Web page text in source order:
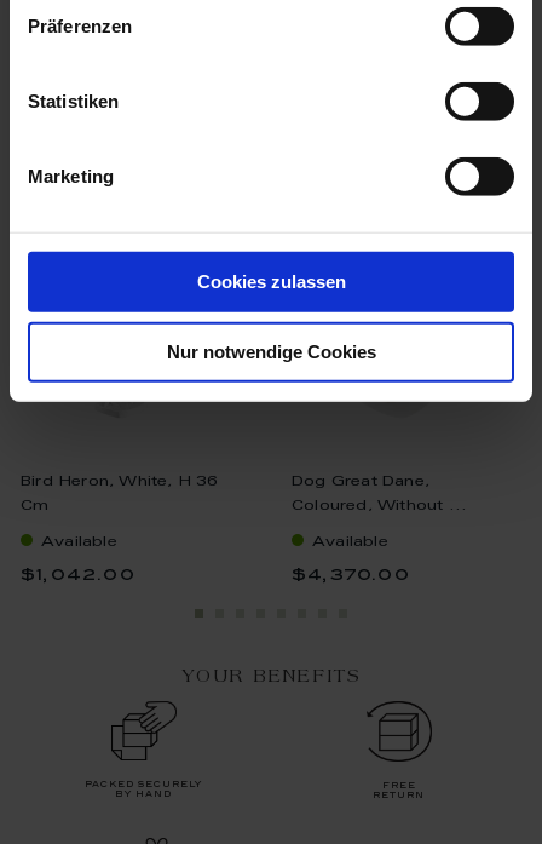
Präferenzen
Statistiken
Marketing
Cookies zulassen
Nur notwendige Cookies
$8,334.00
we think you’ll like these
Bird Heron, White, H 36
Cm
Available
$1,042.00
Dog Great Dane,
Coloured, Without ...
Available
$4,370.00
YOUR BENEFITS
packed securely
by hand
free
return